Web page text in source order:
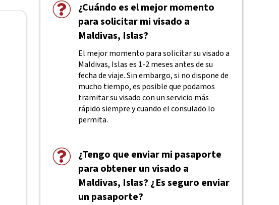
¿Cuándo es el mejor momento
para solicitar mi visado a
Maldivas, Islas?
El mejor momento para solicitar su visado a
Maldivas, Islas es 1-2 meses antes de su
fecha de viaje. Sin embargo, si no dispone de
mucho tiempo, es posible que podamos
tramitar su visado con un servicio más
rápido siempre y cuando el consulado lo
permita.
¿Tengo que enviar mi pasaporte
para obtener un visado a
Maldivas, Islas? ¿Es seguro enviar
un pasaporte?